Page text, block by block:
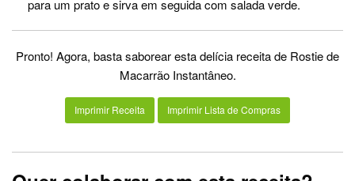
para um prato e sirva em seguida com salada verde.
Pronto! Agora, basta saborear esta delícia receita de Rostie de
Macarrão Instantâneo.
Imprimir Receita Imprimir Lista de Compras